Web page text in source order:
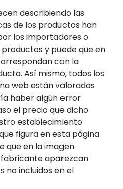
describiendo las
de los productos han
los importadores o
y puede que en
con la
Así mismo, todos los
web están valorados
haber algún error
el precio que dicho
establecimiento
figura en esta página
que en la imagen
aparezcan
no incluidos en el